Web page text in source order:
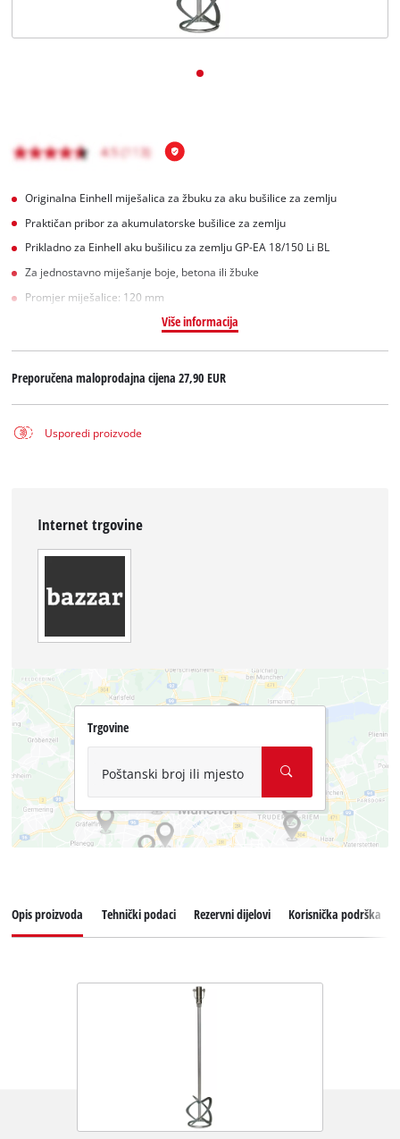
Originalna Einhell miješalica za žbuku za aku bušilice za zemlju
Praktičan pribor za akumulatorske bušilice za zemlju
Prikladno za Einhell aku bušilicu za zemlju GP-EA 18/150 Li BL
Za jednostavno miješanje boje, betona ili žbuke
Promjer miješalice: 120 mm
Više informacija
Preporučena maloprodajna cijena27,90 EUR
Usporedi proizvode
Internet trgovine
Trgovine
Poštanski broj ili mjesto
Opis proizvoda Tehnički podaci Rezervni dijelovi Korisnička podrška